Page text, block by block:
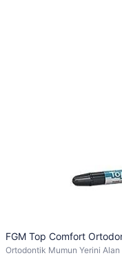
FGM Top Comfort
Ortodontik Mumun Yerini Alan